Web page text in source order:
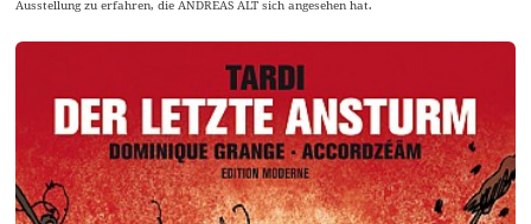
Ausstellung zu erfahren, die ANDREAS ALT sich angesehen hat.